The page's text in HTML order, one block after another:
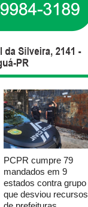
PCPR cumpre 79
mandados em 9
estados contra grupo
que desviou recursos